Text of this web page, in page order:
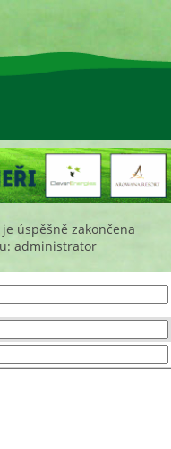
úspěšně zakončena
administrator